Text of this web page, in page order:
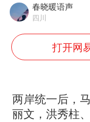
春晓暖语声
四川
打开网
两岸统一后，
丽文，洪秀柱